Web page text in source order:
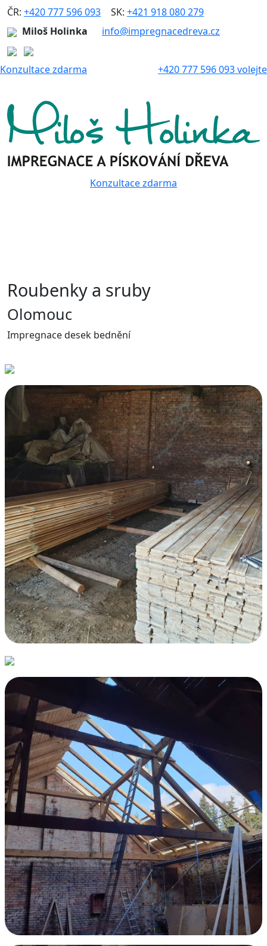
ČR: +420 777 596 093 SK: +421 918 080 279
Miloš Holinka
info@impregnacedreva.cz
Konzultace zdarma +420 777 596 093 volejte
Konzultace zdarma
Roubenky a sruby
Olomouc
Impregnace desek bednění